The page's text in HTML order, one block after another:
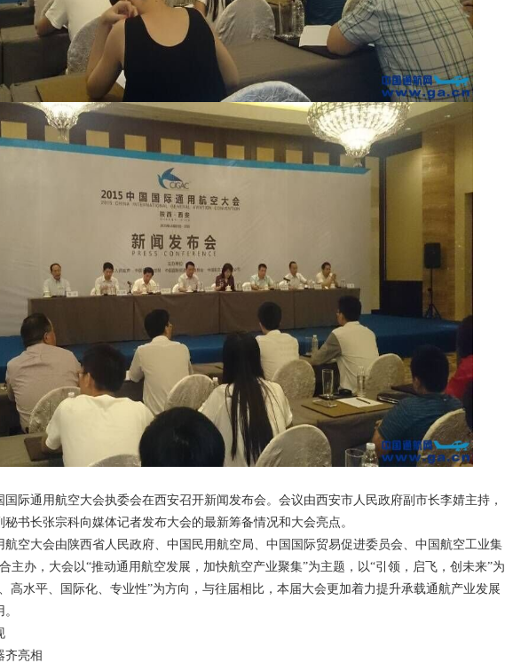
国际通用航空大会执委会在西安召开新闻发布会。会议由西安市人民政府副市长李婧主持，
秘书长张宗科向媒体记者发布大会的最新筹备情况和大会亮点。
航空大会由陕西省人民政府、中国民用航空局、中国国际贸易促进委员会、中国航空工业集
主办，大会以“推动通用航空发展，加快航空产业聚集”为主题，以“引领，启飞，创未来”为
高水平、国际化、专业性”为方向，与往届相比，本届大会更加着力提升承载通航产业发展
齐亮相